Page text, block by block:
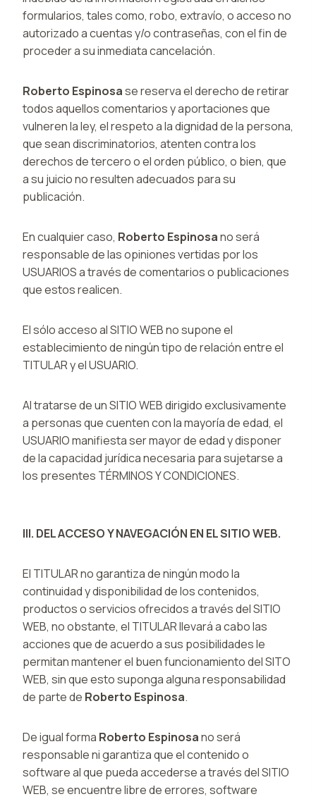
formularios, tales como, robo, extravío, o acceso no
autorizado a cuentas y/o contraseñas, con el fin de
proceder a su inmediata cancelación.
Roberto Espinosase reserva el derecho de retirar
todos aquellos comentarios y aportaciones que
vulneren la ley, el respeto a la dignidad de la persona,
que sean discriminatorios, atenten contra los
derechos de tercero o el orden público, o bien, que
a su juicio no resulten adecuados para su
publicación.
En cualquier caso, Roberto Espinosano será
responsable de las opiniones vertidas por los
USUARIOS a través de comentarios o publicaciones
que estos realicen.
El sólo acceso al SITIO WEB no supone el
establecimiento de ningún tipo de relación entre el
TITULAR y el USUARIO.
Al tratarse de un SITIO WEB dirigido exclusivamente
a personas que cuenten con la mayoría de edad, el
USUARIO manifiesta ser mayor de edad y disponer
de la capacidad jurídica necesaria para sujetarse a
los presentes TÉRMINOS Y CONDICIONES.
III. DEL ACCESO Y NAVEGACIÓN EN EL SITIO WEB.
El TITULAR no garantiza de ningún modo la
continuidad y disponibilidad de los contenidos,
productos o servicios ofrecidos a través del SITIO
WEB, no obstante, el TITULAR llevará a cabo las
acciones que de acuerdo a sus posibilidades le
permitan mantener el buen funcionamiento del SITO
WEB, sin que esto suponga alguna responsabilidad
de parte de Roberto Espinosa.
De igual forma Roberto Espinosano será
responsable ni garantiza que el contenido o
software al que pueda accederse a través del SITIO
WEB, se encuentre libre de errores, software